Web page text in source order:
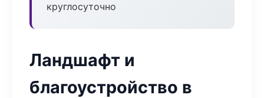
круглосуточно
Ландшафт и
благоустройство в